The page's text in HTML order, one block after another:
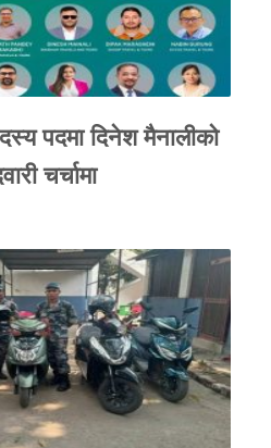
पदमा दिनेश मैनालीको
चर्चामा